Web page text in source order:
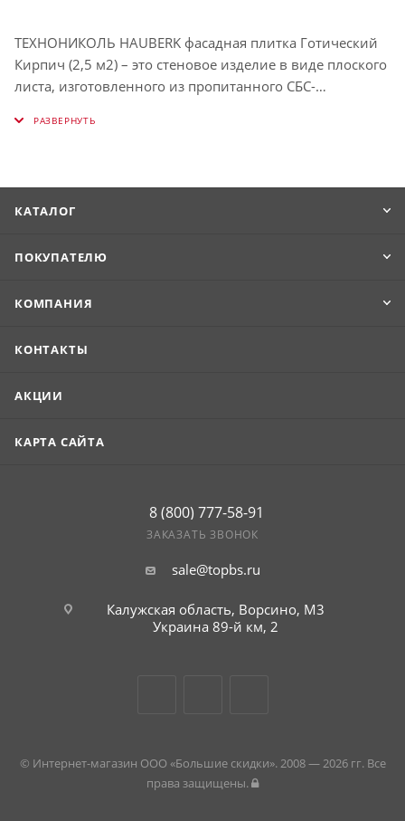
ТЕХНОНИКОЛЬ HAUBERK фасадная плитка Готический
Кирпич (2,5 м2) – это стеновое изделие в виде плоского
листа, изготовленного из пропитанного СБС-
фигурными вырезами по одному краю листа. Верхняя
мелкозернистого песка, а также транспортировочными
КАТАЛОГ
ПОКУПАТЕЛЮ
КОМПАНИЯ
КОНТАКТЫ
АКЦИИ
КАРТА САЙТА
8 (800) 777-58-91
ЗАКАЗАТЬ ЗВОНОК
sale@topbs.ru
Калужская область, Ворсино, М3
Украина 89-й км, 2
© Интернет-магазин ООО «Большие скидки». 2008 — 2026 гг. Все
права защищены.